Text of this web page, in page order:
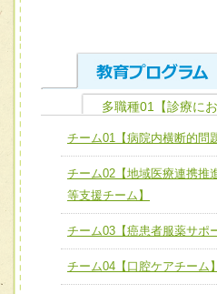
ユニット１ 医療人と
全人的医療を実践する
ける
必要に応じて柔軟に医
ユニット３ 多職種連携
他職種の視点とスキル
チーム01【病院内横
チーム02【地域医療
宅患者等支援チーム】
多職種01【診療に
チーム01【病院内横断的問
チーム02【地域医療連携推
等支援チーム】
チーム03【癌患者服薬サポ
チーム04【口腔ケアチーム】